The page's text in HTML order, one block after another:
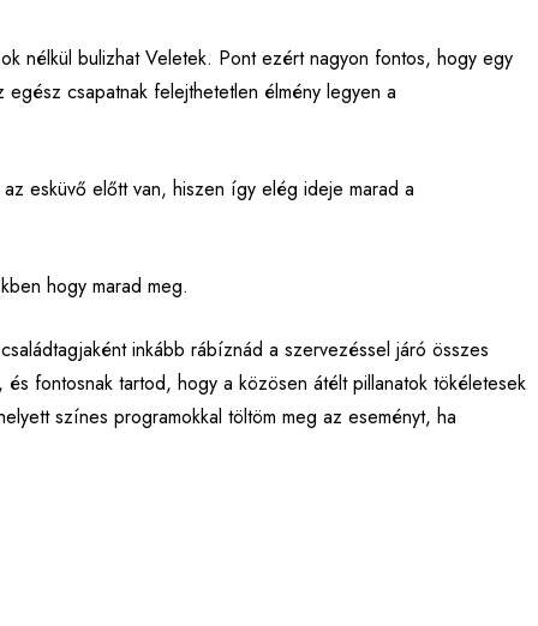
nélkül bulizhat Veletek. Pont ezért nagyon fontos, hogy egy
csapatnak felejthetetlen élmény legyen a
esküvő előtt van, hiszen így elég ideje marad a
hogy marad meg.
inkább rábíznád a szervezéssel járó összes
fontosnak tartod, hogy a közösen átélt pillanatok tökéletesek
színes programokkal töltöm meg az eseményt, ha